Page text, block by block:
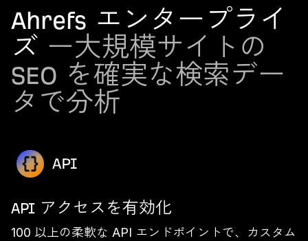
度でクロールしているかを確認
もっと読む →
もっと読む →
ポートフォリオパイプラインを継続
してチェックし、どの企業を特に詳
細に調査すべきかをより迅速に判断
もっと読む →
Ahrefs エンタープライ
ズ ー大規模サイトの
SEO を確実な検索デー
タで分析
API アクセスを有効化
100 以上の柔軟な API エンドポイントで、カスタム